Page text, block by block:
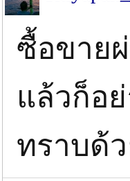
ซื้อขาย
แล้วก็อ
ทราบด้